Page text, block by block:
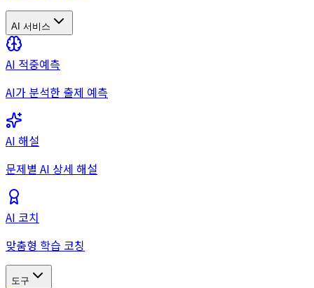
AI 서비스
AI 적중예측
AI가 분석한 출제 예측
AI 해설
문제별 AI 상세 해설
AI 코치
맞춤형 학습 코칭
도구